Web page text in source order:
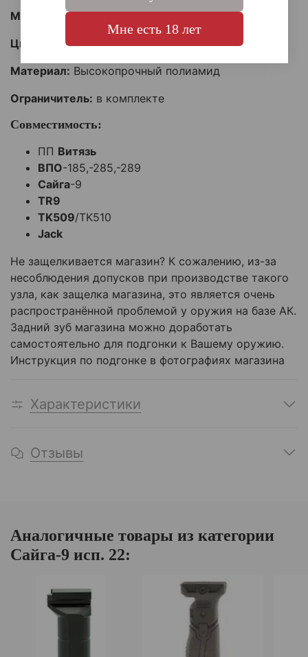
Масса брутто: 120 г.
Цвет:
черный
Материал: Высокопрочный полиамид
Ограничитель: в комплекте
Совместимость:
ПП Витязь
ВПО-185,-285,-289
Сайга-9
TR9
TK509/TK510
Jack
Не защелкивается магазин? К сожалению, из-за
несоблюдения допусков при производстве такого
узла, как защелка магазина, это является очень
распространённой проблемой у оружия на базе АК.
Задний зуб магазина можно доработать
самостоятельно для подгонки к Вашему оружию.
Инструкция по подгонке в фотографиях магазина
Характеристики
Отзывы
Аналогичные товары из категории
Сайга-9 исп. 22:
Мне есть 18 лет